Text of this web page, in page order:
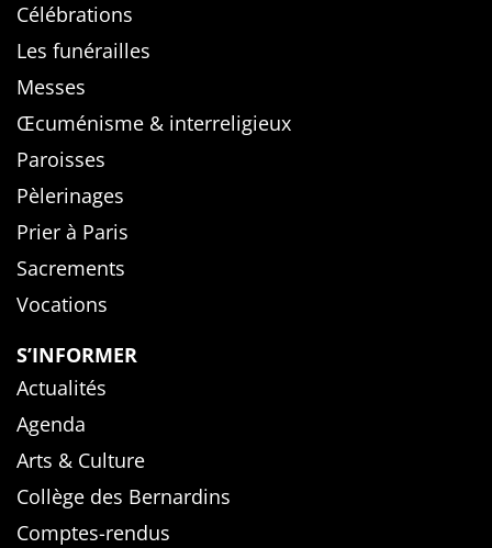
Célébrations
Les funérailles
Messes
Œcuménisme & interreligieux
Paroisses
Pèlerinages
Prier à Paris
Sacrements
Vocations
S’INFORMER
Actualités
Agenda
Arts & Culture
Collège des Bernardins
Comptes-rendus